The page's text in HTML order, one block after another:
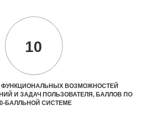
10
ФУНКЦИОНАЛЬНЫХ ВОЗМОЖНОСТЕЙ
И ЗАДАЧ ПОЛЬЗОВАТЕЛЯ, БАЛЛОВ ПО
БАЛЛЬНОЙ СИСТЕМЕ